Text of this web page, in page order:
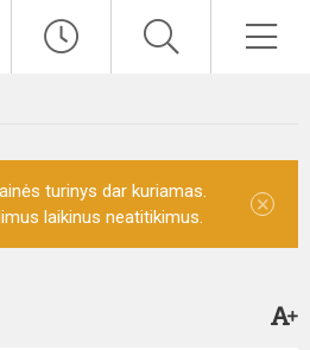
turinys dar kuriamas.
laikinus neatitikimus.
×